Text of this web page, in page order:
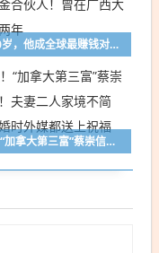
年仅30岁，他成全球最赚钱对冲基金合伙人！曾在广西大学读了两年
突发！“加拿大第三富”蔡崇信离婚！夫妻二人家境不简单，结婚时外媒都送上祝福